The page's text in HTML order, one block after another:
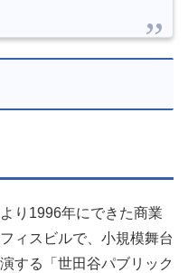
り1996年にできた商業
ィスビルで、小規模舞台
する「世田谷パブリック